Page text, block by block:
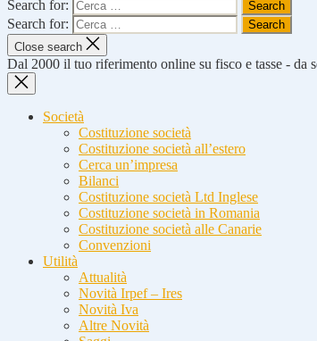
Search for:
Search for:
Close search
Dal 2000 il tuo riferimento online su fisco e tasse - da
Società
Costituzione società
Costituzione società all’estero
Cerca un’impresa
Bilanci
Costituzione società Ltd Inglese
Costituzione società in Romania
Costituzione società alle Canarie
Convenzioni
Utilità
Attualità
Novità Irpef – Ires
Novità Iva
Altre Novità